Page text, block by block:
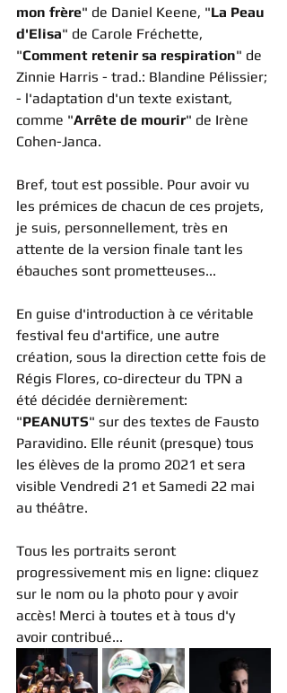
mon frère" de Daniel Keene, "La Peau
d'Elisa" de Carole Fréchette,
"Comment retenir sa respiration" de
Zinnie Harris - trad.: Blandine Pélissier;
- l'adaptation d'un texte existant,
comme "Arrête de mourir" de Irène
Cohen-Janca.
Bref, tout est possible. Pour avoir vu
les prémices de chacun de ces projets,
je suis, personnellement, très en
attente de la version finale tant les
ébauches sont prometteuses...
En guise d'introduction à ce véritable
festival feu d'artifice, une autre
création, sous la direction cette fois de
Régis Flores, co-directeur du TPN a
été décidée dernièrement:
"PEANUTS" sur des textes de Fausto
Paravidino. Elle réunit (presque) tous
les élèves de la promo 2021 et sera
visible Vendredi 21 et Samedi 22 mai
au théâtre.
Tous les portraits seront
progressivement mis en ligne: cliquez
sur le nom ou la photo pour y avoir
accès! Merci à toutes et à tous d'y
avoir contribué...